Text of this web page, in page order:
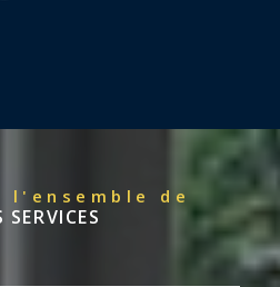
l'ensemble de
SERVICES